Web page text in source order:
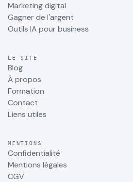
Marketing digital
Gagner de l'argent
Outils IA pour business
LE SITE
Blog
À propos
Formation
Contact
Liens utiles
MENTIONS
Confidentialité
Mentions légales
CGV